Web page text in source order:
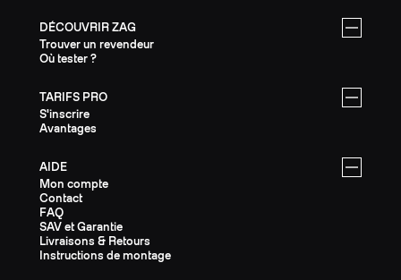
DÉCOUVRIR ZAG
Trouver un revendeur
Où tester ?
TARIFS PRO
S'inscrire
Avantages
AIDE
Mon compte
Contact
FAQ
SAV et Garantie
Livraisons & Retours
Instructions de montage